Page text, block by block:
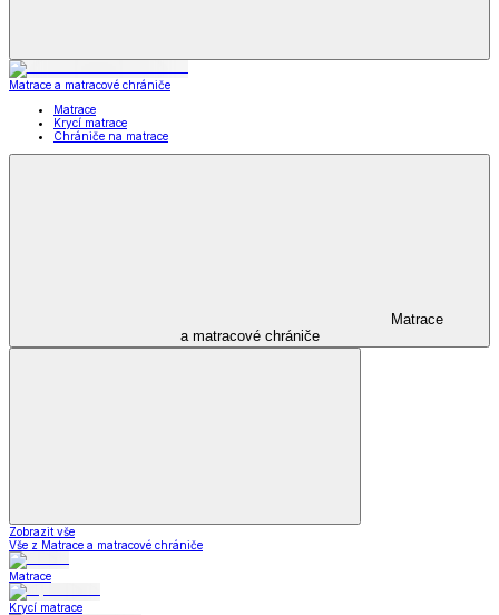
Matrace a matracové chrániče
Matrace
Krycí matrace
Chrániče na matrace
Matrace
a matracové chrániče
Zobrazit vše
Vše z Matrace a matracové chrániče
Matrace
Krycí matrace